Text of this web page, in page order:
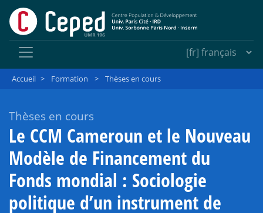
Accueil > Formation > Thèses en cours
Thèses en cours
Le CCM Cameroun et le Nouveau
Modèle de Financement du
Fonds mondial : Sociologie
politique d’un instrument de